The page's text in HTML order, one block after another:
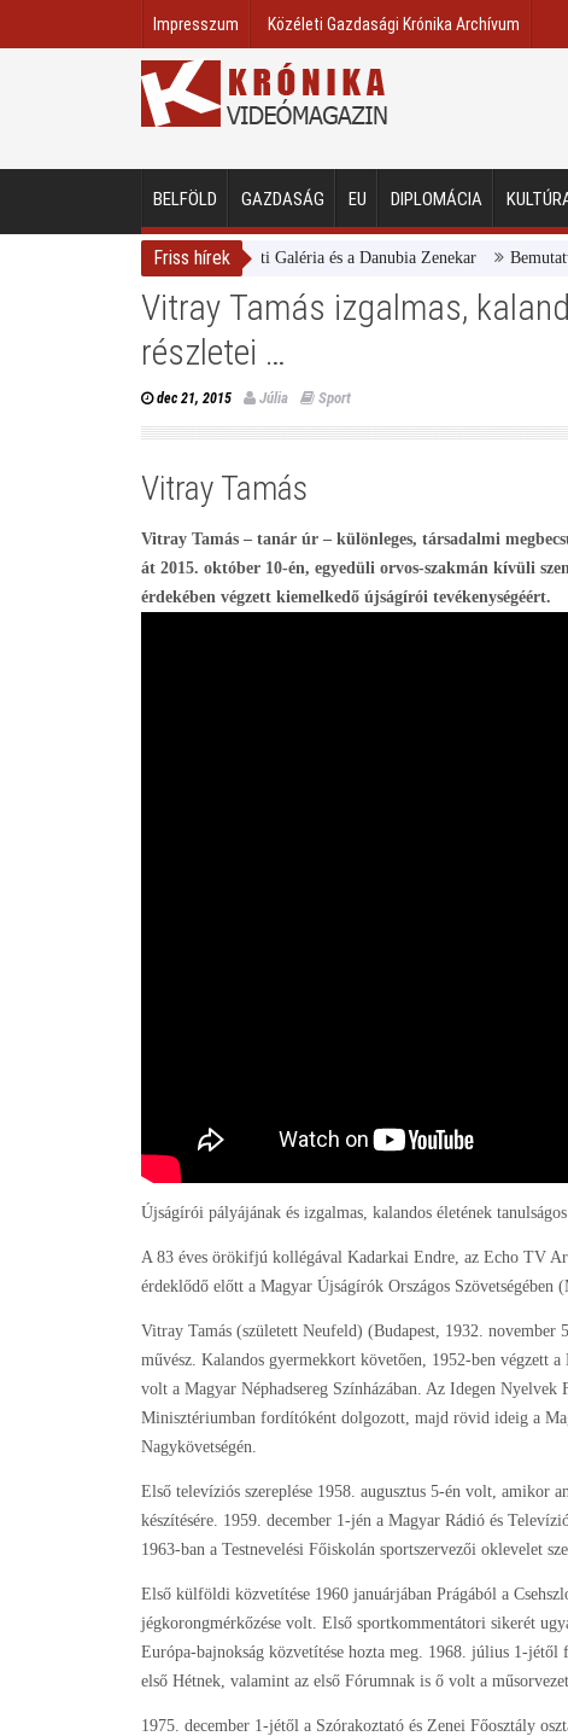
Impresszum Közéleti Gazdasági Krónika Archívum
BELFÖLD GAZDASÁG EU DIPLOMÁCIA
Friss hírek
Magyar Nemzeti Galéria és a Danubia Zenekar Bemutatta
Vitray Tamás izgalmas,
részletei …
dec 21, 2015 Júlia Sport
Vitray Tamás
Vitray Tamás – tanár úr – különleges, társadalmi
át 2015. október 10-én, egyedüli orvos-szakmán kívüli
érdekében végzett kiemelkedő újságírói tevékenységéért.
Újságírói pályájának és izgalmas, kalandos életének
A 83 éves örökifjú kollégával Kadarkai Endre, az Echo TV
érdeklődő előtt a Magyar Újságírók Országos Szövetségében
Vitray Tamás (született Neufeld) (Budapest, 1932.
művész. Kalandos gyermekkort követően, 1952-ben végzett
volt a Magyar Néphadsereg Színházában. Az Idegen
Minisztériumban fordítóként dolgozott, majd rövid ideig a
Nagykövetségén.
Első televíziós szereplése 1958. augusztus 5-én volt, amikor
készítésére. 1959. december 1-jén a Magyar Rádió és
1963-ban a Testnevelési Főiskolán sportszervezői oklevelet
Első külföldi közvetítése 1960 januárjában Prágából a
jégkorongmérkőzése volt. Első sportkommentátori sikerét
Európa-bajnokság közvetítése hozta meg. 1968. július 1-
első Hétnek, valamint az első Fórumnak is ő volt a
1975. december 1-jétől a Szórakoztató és Zenei Főosztály